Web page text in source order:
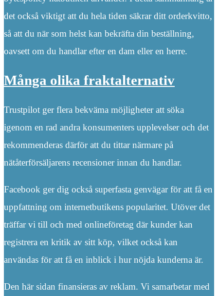
det också viktigt att du hela tiden säkrar ditt orderkvitto,
så att du när som helst kan bekräfta din beställning,
oavsett om du handlar efter en dam eller en herre.
Många olika fraktalternativ
Trustpilot ger flera bekväma möjligheter att söka
igenom en rad andra konsumenters upplevelser och det
rekommenderas därför att du tittar närmare på
nätåterförsäljarens recensioner innan du handlar.
Facebook ger dig också superfasta genvägar för att få en
uppfattning om internetbutikens popularitet. Utöver det
träffar vi till och med onlineföretag där kunder kan
registrera en kritik av sitt köp, vilket också kan
användas för att få en inblick i hur nöjda kunderna är.
Den här sidan finansieras av reklam. Vi samarbetar med